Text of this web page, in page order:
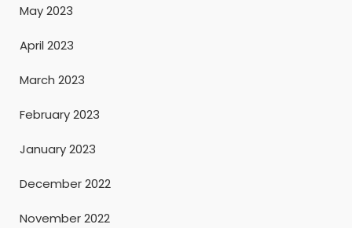
May 2023
April 2023
March 2023
February 2023
January 2023
December 2022
November 2022